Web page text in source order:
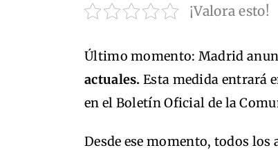
¡Valora esto!
Último momento: Madrid
actuales.Esta medida entrará
en el Boletín Oficial de la
Desde ese momento, todos